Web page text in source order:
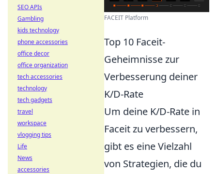
FACEIT Platform
Top 10 Faceit-
Geheimnisse zur
Verbesserung deiner
K/D-Rate
Um deine K/D-Rate in
Faceit zu verbessern,
gibt es eine Vielzahl
von Strategien, die du
SEO APIs
Gambling
kids technology
phone accessories
office decor
office organization
tech accessories
technology
tech gadgets
travel
workspace
vlogging tips
Life
News
accessories